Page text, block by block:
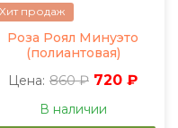
Хит продаж
Роза Роял Минуэто
(полиантовая)
Цена: 860 ₽ 720 ₽
В наличии